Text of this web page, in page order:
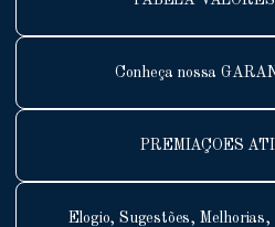
Conheça nossa
PREMIAÇÕES
Elogio, Sugestões, Melhorias,